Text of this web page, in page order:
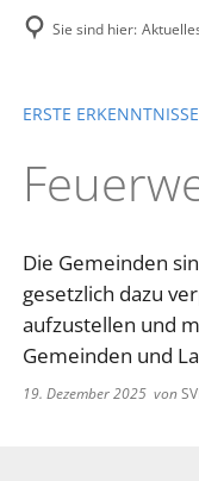
Sie sind hier:
ERSTE
Die Gemeinden
gesetzlich dazu
aufzustellen und
Gemeinden und
19. Dezember 2025 von